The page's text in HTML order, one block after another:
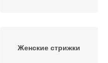
Женские стрижки